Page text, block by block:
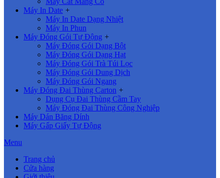
Máy In Date +
Máy In Date Dạng Nhiệt
Máy In Phun
Máy Đóng Gói Tự Động +
Máy Đóng Gói Dạng Bột
Máy Đóng Gói Dạng Hạt
Máy Đóng Gói Trà Túi Lọc
Máy Đóng Gói Dung Dịch
Máy Đóng Gói Ngang
Máy Đóng Đai Thùng Carton +
Dụng Cụ Đai Thùng Cầm Tay
Máy Đóng Đai Thùng Công Nghiệp
Máy Dán Băng Dính
Máy Gấp Giấy Tự Động
Menu
Trang chủ
Cửa hàng